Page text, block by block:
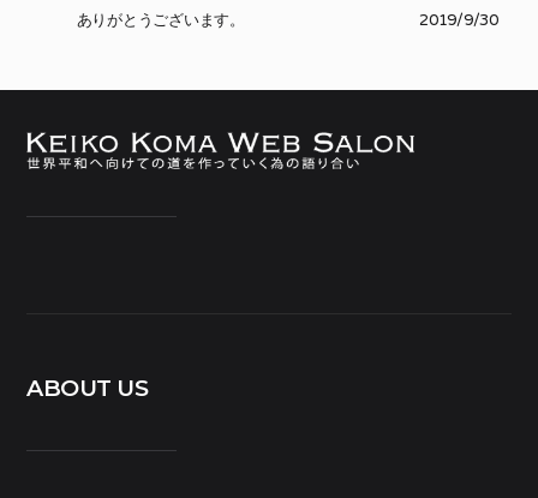
2019/9/30
ありがとうございます。
ABOUT US